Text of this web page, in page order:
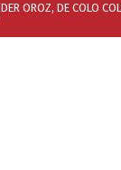
OROZ, DE COLO